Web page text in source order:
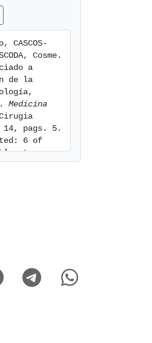
CASCOS-
Cosme.
a
de la
Medicina
14, pags. 5.
6 of
at: